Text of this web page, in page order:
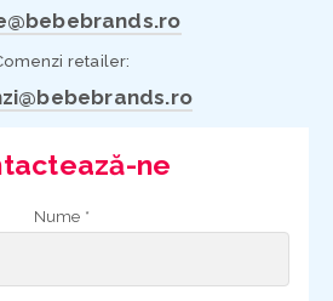
retailer:
ne
Nume *